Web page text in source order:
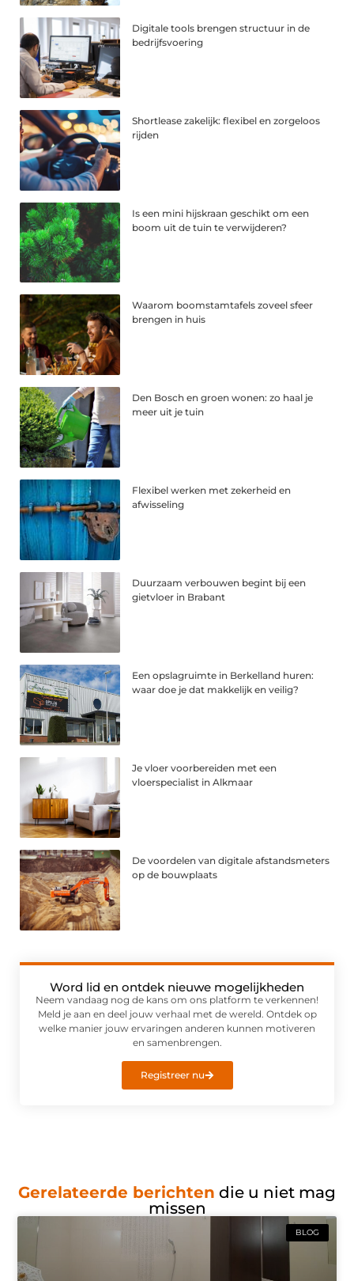
Digitale tools brengen structuur in de
bedrijfsvoering
Shortlease zakelijk: flexibel en zorgeloos
rijden
Is een mini hijskraan geschikt om een
boom uit de tuin te verwijderen?
Waarom boomstamtafels zoveel sfeer
brengen in huis
Den Bosch en groen wonen: zo haal je
meer uit je tuin
Flexibel werken met zekerheid en
afwisseling
Duurzaam verbouwen begint bij een
gietvloer in Brabant
Een opslagruimte in Berkelland huren:
waar doe je dat makkelijk en veilig?
Je vloer voorbereiden met een
vloerspecialist in Alkmaar
De voordelen van digitale afstandsmeters
op de bouwplaats
Word lid en ontdek nieuwe mogelijkheden
Neem vandaag nog de kans om ons platform te verkennen!
Meld je aan en deel jouw verhaal met de wereld. Ontdek op
welke manier jouw ervaringen anderen kunnen motiveren
en samenbrengen.
Registreer nu
Gerelateerde berichten die u niet mag
missen
BLOG